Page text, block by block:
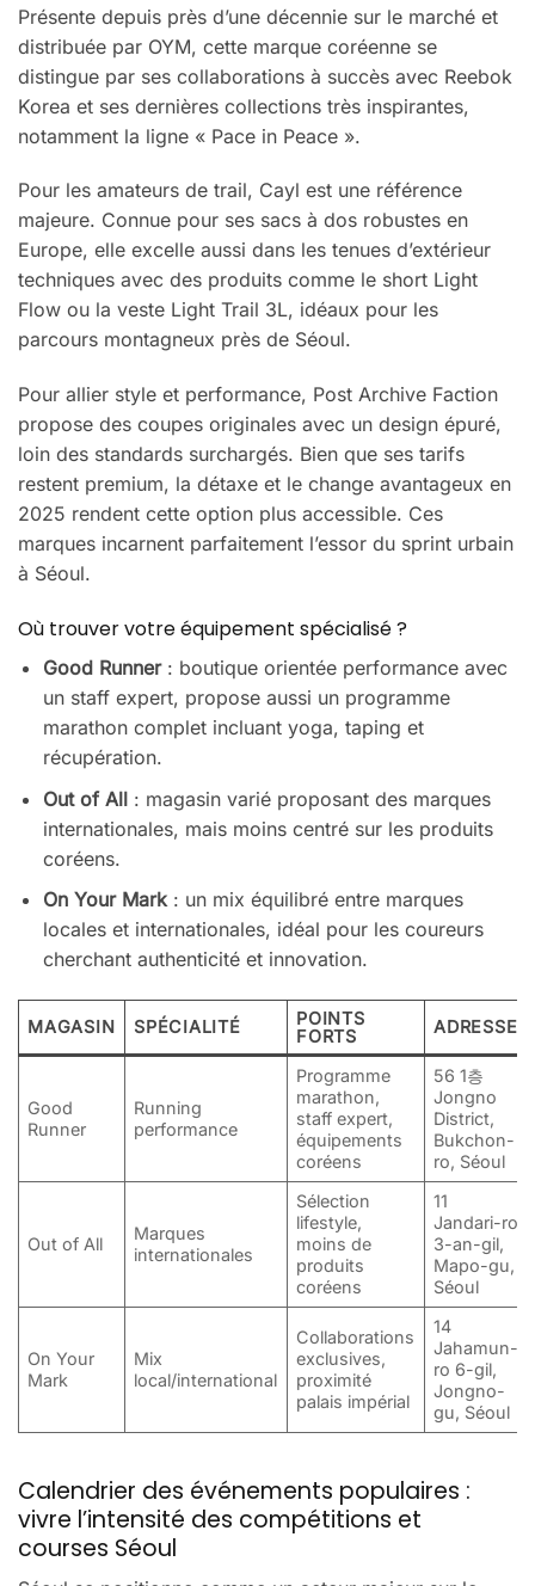
Présente depuis près d’une décennie sur le marché et
distribuée par OYM, cette marque coréenne se
distingue par ses collaborations à succès avec Reebok
Korea et ses dernières collections très inspirantes,
notamment la ligne « Pace in Peace ».
Pour les amateurs de trail, Cayl est une référence
majeure. Connue pour ses sacs à dos robustes en
Europe, elle excelle aussi dans les tenues d’extérieur
techniques avec des produits comme le short Light
Flow ou la veste Light Trail 3L, idéaux pour les
parcours montagneux près de Séoul.
Pour allier style et performance, Post Archive Faction
propose des coupes originales avec un design épuré,
loin des standards surchargés. Bien que ses tarifs
restent premium, la détaxe et le change avantageux en
2025 rendent cette option plus accessible. Ces
marques incarnent parfaitement l’essor du sprint urbain
à Séoul.
Où trouver votre équipement spécialisé ?
Good Runner: boutique orientée performance avec
un staff expert, propose aussi un programme
marathon complet incluant yoga, taping et
récupération.
Out of All: magasin varié proposant des marques
internationales, mais moins centré sur les produits
coréens.
On Your Mark: un mix équilibré entre marques
locales et internationales, idéal pour les coureurs
cherchant authenticité et innovation.
MAGASIN SPÉCIALITÉ
POINTS
FORTS
ADRESSE
Good
Runner
Running
performance
Programme
marathon,
staff expert,
équipements
coréens
56 1층
Jongno
District,
Bukchon-
ro, Séoul
Out of All
Marques
internationales
Sélection
lifestyle,
moins de
produits
coréens
11
Jandari-ro
3-an-gil,
Mapo-gu,
Séoul
On Your
Mark
Mix
local/international
Collaborations
exclusives,
proximité
palais impérial
14
Jahamun-
ro 6-gil,
Jongno-
gu, Séoul
Calendrier des événements populaires :
vivre l’intensité des compétitions et
courses Séoul